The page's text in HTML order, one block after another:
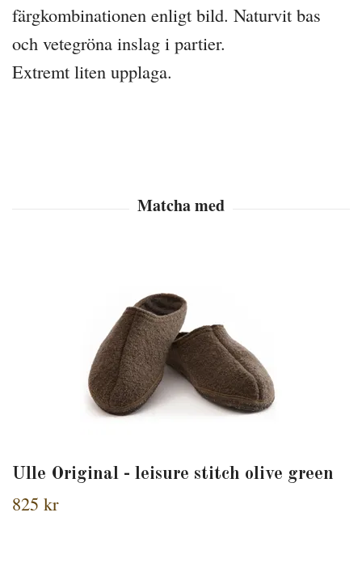
färgkombinationen enligt bild. Naturvit bas
och vetegröna inslag i partier.
Extremt liten upplaga.
Ulle Original - leisure stitch olive green
825 kr